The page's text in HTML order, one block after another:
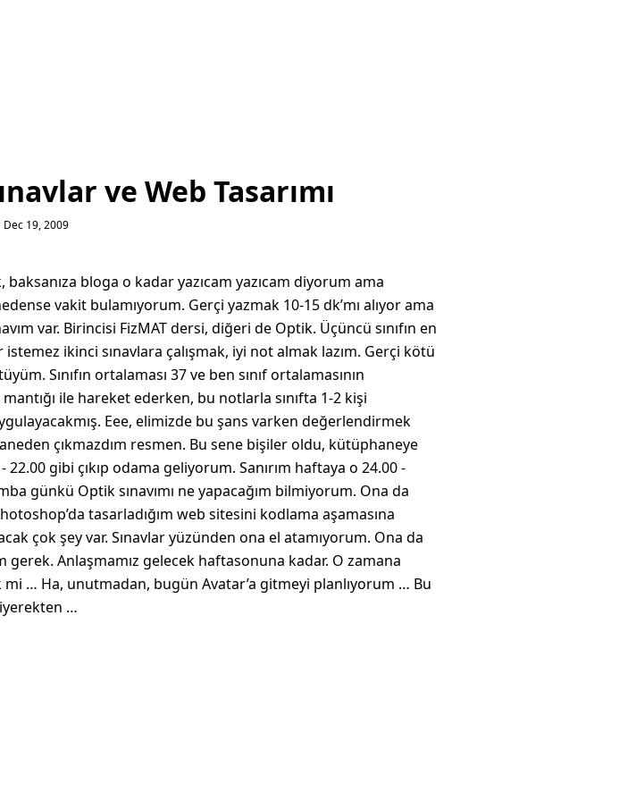
ve Web Tasarımı
Dec 19, 2009
bloga o kadar yazıcam yazıcam diyorum ama
vakit bulamıyorum. Gerçi yazmak 10-15 dk’mı alıyor ama
var. Birincisi FizMAT dersi, diğeri de Optik. Üçüncü sınıfın en
ikinci sınavlara çalışmak, iyi not almak lazım. Gerçi kötü
Sınıfın ortalaması 37 ve ben sınıf ortalamasının
ile hareket ederken, bu notlarla sınıfta 1-2 kişi
Eee, elimizde bu şans varken değerlendirmek
çıkmazdım resmen. Bu sene bişiler oldu, kütüphaneye
gibi çıkıp odama geliyorum. Sanırım haftaya o 24.00 -
günkü Optik sınavımı ne yapacağım bilmiyorum. Ona da
tasarladığım web sitesini kodlama aşamasına
çok şey var. Sınavlar yüzünden ona el atamıyorum. Ona da
gerek. Anlaşmamız gelecek haftasonuna kadar. O zamana
… Ha, unutmadan, bugün Avatar’a gitmeyi planlıyorum … Bu
…